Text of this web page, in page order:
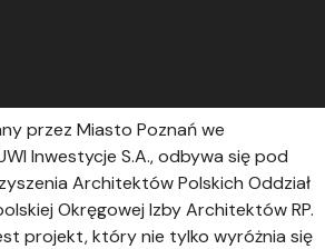
przez Miasto Poznań we
Inwestycje S.A., odbywa się pod
Architektów Polskich Oddział
Okręgowej Izby Architektów RP.
projekt, który nie tylko wyróżnia się